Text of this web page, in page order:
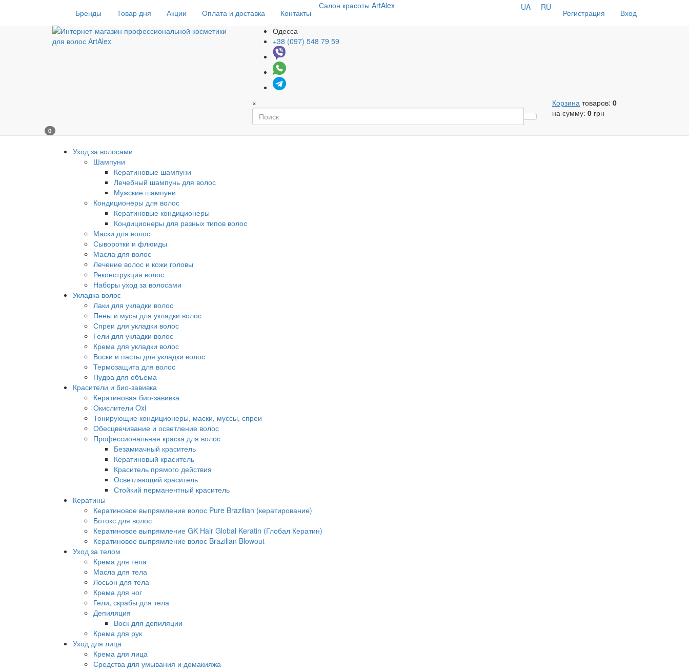
Бренды Товар дня Акции Оплата и доставка Контакты
Салон красоты ArtAlex
Регистрация Вход
UA RU
Одесса
+38 (097) 548 79 59
× Корзина товаров: 0
на сумму: 0 грн
0
Уход за волосами
Шампуни
Кератиновые шампуни
Лечебный шампунь для волос
Мужские шампуни
Кондиционеры для волос
Кератиновые кондиционеры
Кондиционеры для разных типов волос
Маски для волос
Сыворотки и флюиды
Масла для волос
Лечение волос и кожи головы
Реконструкция волос
Наборы уход за волосами
Укладка волос
Лаки для укладки волос
Пены и мусы для укладки волос
Спреи для укладки волос
Гели для укладки волос
Крема для укладки волос
Воски и пасты для укладки волос
Термозащита для волос
Пудра для объема
Красители и био-завивка
Кератиновая био-завивка
Окислители Oxi
Тонирующие кондиционеры, маски, муссы, спреи
Обесцвечивание и осветление волос
Профессиональная краска для волос
Безамиачный краситель
Кератиновый краситель
Краситель прямого действия
Осветляющий краситель
Стойкий перманентный краситель
Кератины
Кератиновое выпрямление волос Pure Brazilian (кератирование)
Ботокс для волос
Кератиновое выпрямление GK Hair Global Keratin (Глобал Кератин)
Кератиновое выпрямление волос Brazilian Blowout
Уход за телом
Крема для тела
Масла для тела
Лосьон для тела
Крема для ног
Гели, скрабы для тела
Депиляция
Воск для депиляции
Крема для рук
Уход для лица
Крема для лица
Средства для умывания и демакияжа